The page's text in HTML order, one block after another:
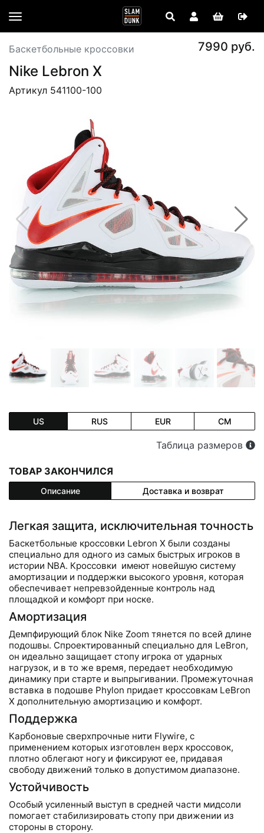
Баскетбольные кроссовки 7990 руб.
Nike Lebron X
Артикул 541100-100
US RUS EUR CM
Таблица размеров
ТОВАР ЗАКОНЧИЛСЯ
Описание Доставка и возврат
Легкая защита, исключительная точность
Баскетбольные кроссовки Lebron X были созданы
специально для одного из самых быстрых игроков в
истории NBA. Кроссовки имеют новейшую систему
амортизации и поддержки высокого уровня, которая
обеспечивает непревзойденные контроль над
площадкой и комфорт при носке.
Амортизация
Демпфирующий блок Nike Zoom тянется по всей длине
подошвы. Спроектированный специально для LeBron,
он идеально защищает стопу игрока от ударных
нагрузок, и в то же время, передает необходимую
динамику при старте и выпрыгивании. Промежуточная
вставка в подошве Phylon придает кроссовкам LeBron
X дополнительную амортизацию и комфорт.
Поддержка
Карбоновые сверхпрочные нити Flywire, с
применением которых изготовлен верх кроссовок,
плотно облегают ногу и фиксируют ее, придавая
свободу движений только в допустимом диапазоне.
Устойчивость
Особый усиленный выступ в средней части мидсоли
помогает стабилизировать стопу при движении из
стороны в сторону.